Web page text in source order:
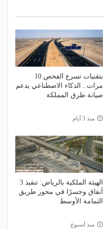
بتقنيات تسرع الفحص 10
مرات.. الذكاء الاصطناعي يدعم
صيانة طرق المملكة
منذ 3 أيام
الهيئة الملكية بالرياض: تنفيذ 3
أنفاق وجسرًا في محور طريق
الثمامة الأوسط
منذ أسبوع